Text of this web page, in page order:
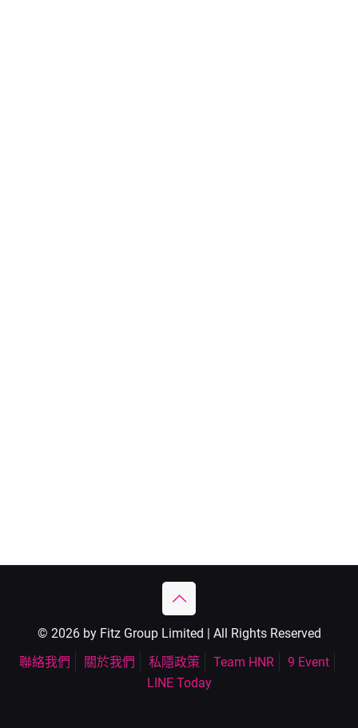
© 2026 by Fitz Group Limited | All Rights Reserved
聯絡我們
關於我們 私隱政策 Team HNR
9 Event
LINE Today